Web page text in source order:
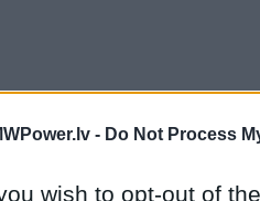
- Do Not Process
wish to opt-out of